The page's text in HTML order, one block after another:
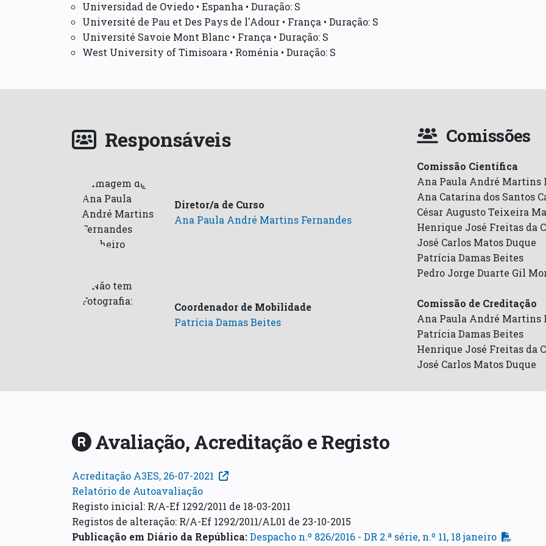
Universidad de Oviedo • Espanha • Duração: S
Université de Pau et Des Pays de l'Adour • França • Duração: S
Université Savoie Mont Blanc • França • Duração: S
West University of Timisoara • Roménia • Duração: S
Responsáveis
Diretor/a de Curso
Ana Paula André Martins Fernandes
Coordenador de Mobilidade
Patrícia Damas Beites
Comissões
Comissão Científica
Ana Paula André Martins
Ana Catarina dos Santos
César Augusto Teixeira
Henrique José Freitas da
José Carlos Matos Duque
Patrícia Damas Beites
Pedro Jorge Duarte Gil
Comissão de Creditação
Ana Paula André Martins
Patrícia Damas Beites
Henrique José Freitas da
José Carlos Matos Duque
Avaliação, Acreditação e Registo
Acreditação A3ES, 26-07-2021
Relatório de Autoavaliação
Registo inicial: R/A-Ef 1292/2011 de 18-03-2011
Registos de alteração: R/A-Ef 1292/2011/AL01 de 23-10-2015
Publicação em Diário da República:Despacho n.º 826/2016 - DR 2.ª série, n.º 11, 18 janeiro